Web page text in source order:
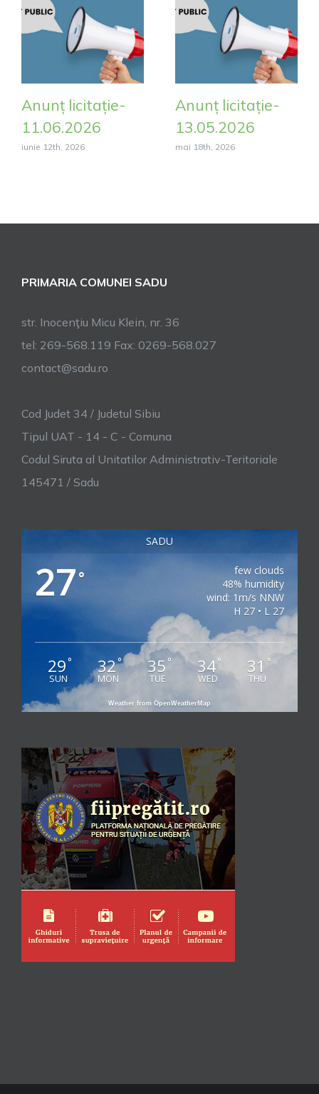
Anunț licitație-
11.06.2026
iunie 12th, 2026
Anunț licitație-
13.05.2026
mai 18th, 2026
PRIMARIA COMUNEI SADU
str. Inocenţiu Micu Klein, nr. 36
tel: 269-568.119 Fax: 0269-568.027
contact@sadu.ro
Cod Judet 34 / Judetul Sibiu
Tipul UAT - 14 - C - Comuna
Codul Siruta al Unitatilor Administrativ-Teritoriale
145471 / Sadu
SADU
27°
few clouds
48% humidity
wind: 1m/s NNW
H 27 • L 27
29°
SUN
32°
MON
35°
TUE
34°
WED
31 °
THU
Weather from OpenWeatherMap